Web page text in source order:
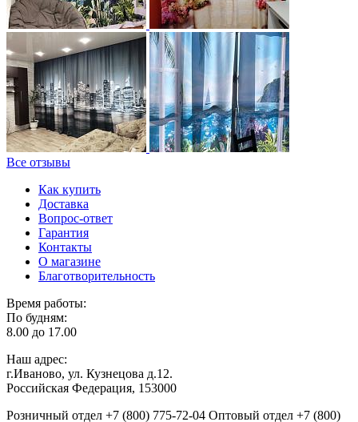
Все отзывы
Как купить
Доставка
Вопрос-ответ
Гарантия
Контакты
О магазине
Благотворительность
Время работы:
По будням:
8.00 до 17.00
Наш адрес:
г.Иваново, ул. Кузнецова д.12.
Российская Федерация, 153000
Розничный отдел +7 (800) 775-72-04 Оптовый отдел +7 (800)